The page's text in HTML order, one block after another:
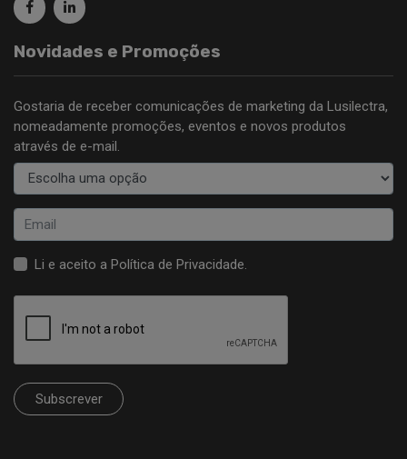
Novidades e Promoções
Gostaria de receber comunicações de marketing da Lusilectra,
nomeadamente promoções, eventos e novos produtos
através de e-mail.
Li e aceito a Política de Privacidade
Subscrever